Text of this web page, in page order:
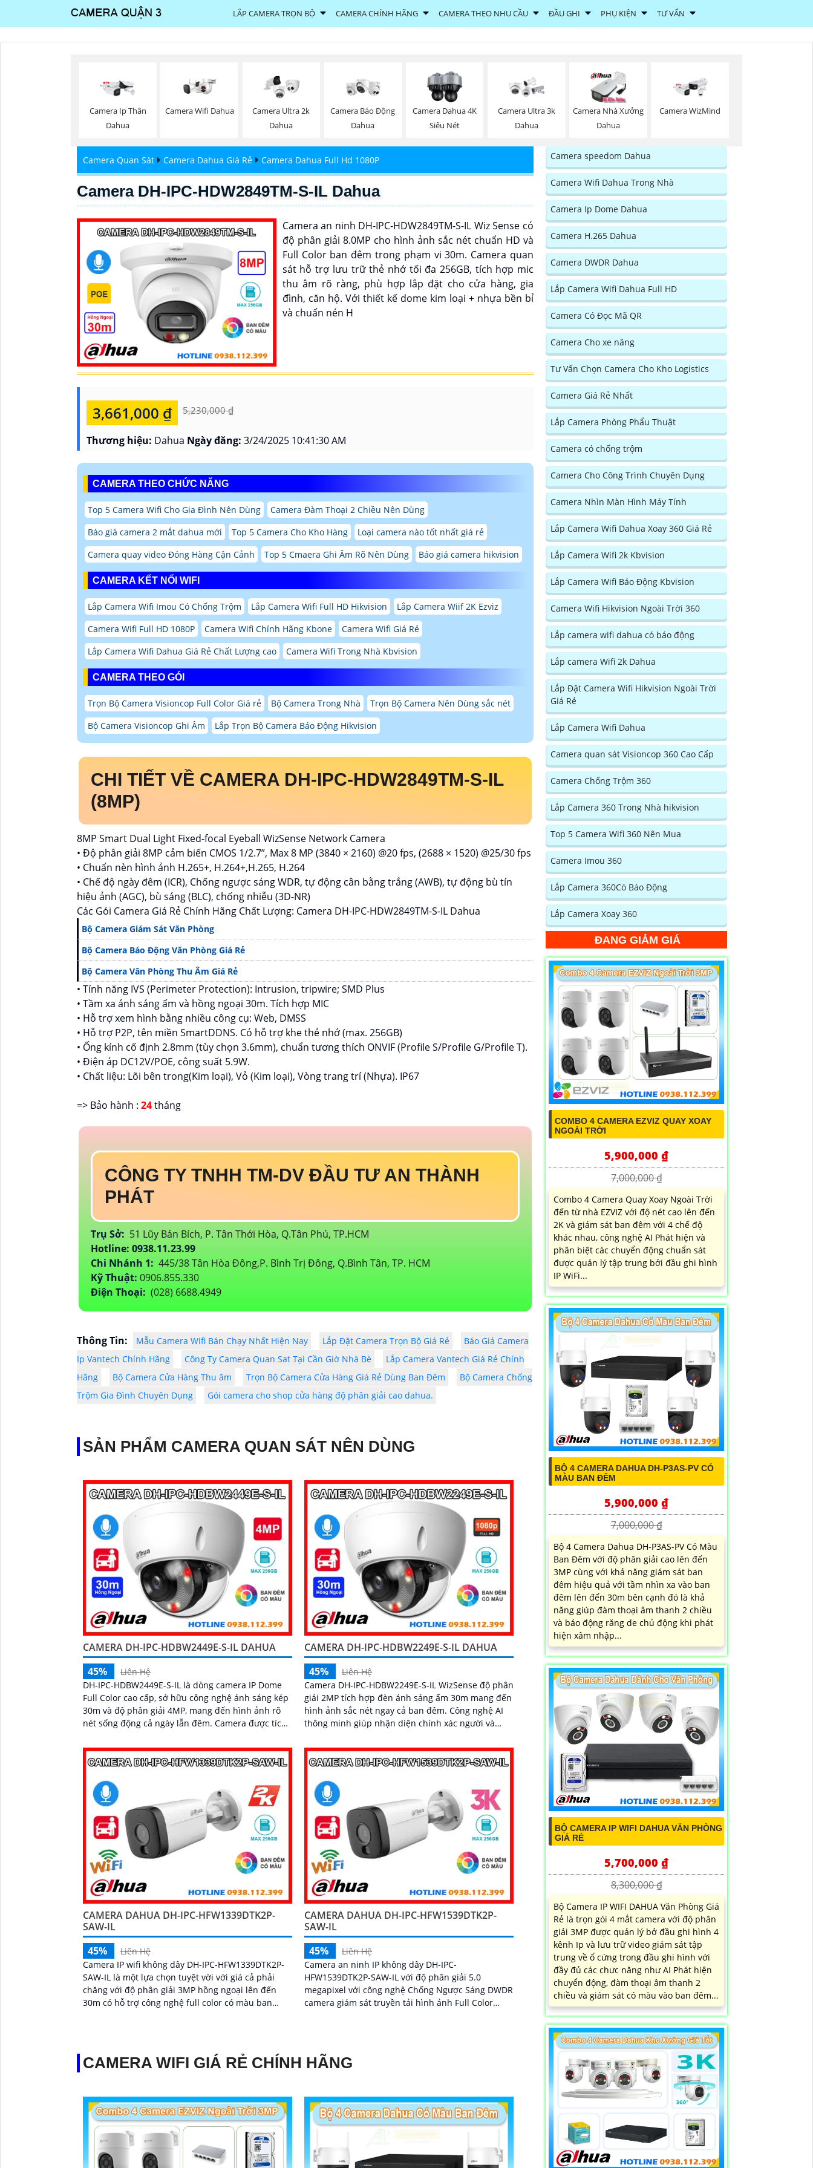
LẮP CAMERA TRỌN BỘ CAMERA CHÍNH HÃNG CAMERA THEO NHU CẦU ĐẦU GHI PHỤ KIỆN TƯ VẤN
Camera Ip Thân
Dahua
Camera Wifi Dahua
Camera Ultra 2k
Dahua
Camera Báo Động
Dahua
Camera Dahua 4K
Siêu Nét
Camera Ultra 3k
Dahua
Camera Nhà Xưởng
Dahua
Camera WizMind
Camera Quan Sát Camera Dahua Giá Rẻ Camera Dahua Full Hd 1080P
Camera DH-IPC-HDW2849TM-S-IL Dahua
Camera an ninh DH-IPC-HDW2849TM-S-IL Wiz Sense có
độ phân giải 8.0MP cho hình ảnh sắc nét chuẩn HD và
Full Color ban đêm trong phạm vi 30m. Camera quan
sát hỗ trợ lưu trữ thẻ nhớ tối đa 256GB, tích hợp mic
thu âm rõ ràng, phù hợp lắp đặt cho cửa hàng, gia
đình, căn hộ. Với thiết kế dome kim loại + nhựa bền bỉ
và chuẩn nén H
3,661,000 ₫ 5,230,000 ₫
Thương hiệu: Dahua Ngày đăng: 3/24/2025 10:41:30 AM
CAMERA THEO CHỨC NĂNG
Top 5 Camera Wifi Cho Gia Đình Nên Dùng
Camera Đàm Thoại 2 Chiều Nên Dùng
Báo giá camera 2 mắt dahua mới
Top 5 Camera Cho Kho Hàng
Loại camera nào tốt nhất giá rẻ
Camera quay video Đóng Hàng Cận Cảnh
Top 5 Cmaera Ghi Âm Rõ Nên Dùng Báo giá camera hikvision
CAMERA KẾT NỐI WIFI
Lắp Camera Wifi Imou Có Chống Trộm Lắp Camera Wifi Full HD Hikvision
Lắp Camera Wiif 2K Ezviz
Camera Wifi Full HD 1080P
Camera Wifi Chính Hãng Kbone
Camera Wifi Giá Rẻ
Lắp Camera Wifi Dahua Giá Rẻ Chất Lượng cao
Camera Wifi Trong Nhà Kbvision
CAMERA THEO GÓI
Trọn Bộ Camera Visioncop Full Color Giá rẻ Bộ Camera Trong Nhà
Trọn Bộ Camera Nên Dùng sắc nét
Bộ Camera Visioncop Ghi Âm
Lắp Trọn Bộ Camera Báo Động Hikvision
CHI TIẾT VỀ CAMERA DH-IPC-HDW2849TM-S-IL
(8MP)
8MP Smart Dual Light Fixed-focal Eyeball WizSense Network Camera
• Độ phân giải 8MP cảm biến CMOS 1/2.7”, Max 8 MP (3840 × 2160) @20 fps, (2688 × 1520) @25/30 fps
• Chuẩn nèn hình ảnh H.265+, H.264+,H.265, H.264
• Chế độ ngày đêm (ICR), Chống ngược sáng WDR, tự động cân bằng trắng (AWB), tự động bù tín
hiệu ảnh (AGC), bù sáng (BLC), chống nhiễu (3D-NR)
Các Gói Camera Giá Rẻ Chính Hãng Chất Lượng: Camera DH-IPC-HDW2849TM-S-IL Dahua
Bộ Camera Giám Sát Văn Phòng
Bộ Camera Báo Động Văn Phòng Giá Rẻ
Bộ Camera Văn Phòng Thu Âm Giá Rẻ
• Tính năng IVS (Perimeter Protection): Intrusion, tripwire; SMD Plus
• Tầm xa ánh sáng ấm và hồng ngoại 30m. Tích hợp MIC
• Hỗ trợ xem hình bằng nhiều công cụ: Web, DMSS
• Hỗ trợ P2P, tên miền SmartDDNS. Có hỗ trợ khe thẻ nhớ (max. 256GB)
• Ống kính cố định 2.8mm (tùy chọn 3.6mm), chuẩn tương thích ONVIF (Profile S/Profile G/Profile T).
• Điện áp DC12V/POE, công suất 5.9W.
• Chất liệu: Lõi bên trong(Kim loại), Vỏ (Kim loại), Vòng trang trí (Nhựa). IP67
=> Bảo hành : 24tháng
CÔNG TY TNHH TM-DV ĐẦU TƯ AN THÀNH
PHÁT
Trụ Sở: 51 Lũy Bán Bích, P. Tân Thới Hòa, Q.Tân Phú, TP.HCM
Hotline: 0938.11.23.99
Chi Nhánh 1: 445/38 Tân Hòa Đông,P. Bình Trị Đông, Q.Bình Tân, TP. HCM
Kỹ Thuật: 0906.855.330
Điện Thoại: (028) 6688.4949
Thông Tin: Mẫu Camera Wifi Bán Chạy Nhất Hiện Nay Lắp Đặt Camera Trọn Bộ Giá Rẻ
Báo Giá Camera
Ip Vantech Chính Hãng
Công Ty Camera Quan Sat Tại Cần Giờ Nhà Bè
Lắp Camera Vantech Giá Rẻ Chính
Hãng
Bộ Camera Cửa Hàng Thu âm Trọn Bộ Camera Cửa Hàng Giá Rẻ Dùng Ban Đêm
Bộ Camera Chống
Trộm Gia Đình Chuyên Dụng
Gói camera cho shop cửa hàng độ phân giải cao dahua.
SẢN PHẨM CAMERA QUAN SÁT NÊN DÙNG
CAMERA DH-IPC-HDBW2449E-S-IL DAHUA
45%
Liên Hệ
DH-IPC-HDBW2449E-S-IL là dòng camera IP Dome
Full Color cao cấp, sở hữu công nghệ ánh sáng kép
30m và độ phân giải 4MP, mang đến hình ảnh rõ
nét sống động cả ngày lẫn đêm. Camera được tích
và phương tiện, giúp giám sát an ninh hiệu quả...
CAMERA DH-IPC-HDBW2249E-S-IL DAHUA
45%
Liên Hệ
Camera DH-IPC-HDBW2249E-S-IL WizSense độ phân
giải 2MP tích hợp đèn ánh sáng ấm 30m mang đến
hình ảnh sắc nét ngay cả ban đêm. Công nghệ AI
thông minh giúp nhận diện chính xác người và
256GB và mic thu âm chất lượng cao...
CAMERA DAHUA DH-IPC-HFW1339DTK2P-
SAW-IL
45%
Liên Hệ
Camera IP wifi không dây DH-IPC-HFW1339DTK2P-
SAW-IL là một lựa chọn tuyệt vời với giá cả phải
chăng với độ phân giải 3MP hồng ngoại lên đến
30m có hỗ trợ công nghệ full color có màu ban
CAMERA DAHUA DH-IPC-HFW1539DTK2P-
SAW-IL
45%
Liên Hệ
Camera an ninh IP không dây DH-IPC-
HFW1539DTK2P-SAW-IL với độ phân giải 5.0
megapixel với công nghệ Chống Ngược Sáng DWDR
camera giám sát truyền tải hình ảnh Full Color
CAMERA WIFI GIÁ RẺ CHÍNH HÃNG
Camera speedom Dahua
Camera Wifi Dahua Trong Nhà
Camera Ip Dome Dahua
Camera H.265 Dahua
Camera DWDR Dahua
Lắp Camera Wifi Dahua Full HD
Camera Có Đọc Mã QR
Camera Cho xe nâng
Tư Vấn Chọn Camera Cho Kho Logistics
Camera Giá Rẻ Nhất
Lắp Camera Phòng Phẩu Thuật
Camera có chống trộm
Camera Cho Công Trình Chuyên Dụng
Camera Nhìn Màn Hình Máy Tính
Lắp Camera Wifi Dahua Xoay 360 Giá Rẻ
Lắp Camera Wifi 2k Kbvision
Lắp Camera Wifi Báo Động Kbvision
Camera Wifi Hikvision Ngoài Trời 360
Lắp camera wifi dahua có báo động
Lắp camera Wifi 2k Dahua
Lắp Đặt Camera Wifi Hikvision Ngoài Trời
Giá Rẻ
Lắp Camera Wifi Dahua
Camera quan sát Visioncop 360 Cao Cấp
Camera Chống Trộm 360
Lắp Camera 360 Trong Nhà hikvision
Top 5 Camera Wifi 360 Nên Mua
Camera Imou 360
Lắp Camera 360Có Báo Động
Lắp Camera Xoay 360
ĐANG GIẢM GIÁ
COMBO 4 CAMERA EZVIZ QUAY XOAY
NGOÀI TRỜI
5,900,000 ₫
7,000,000 ₫
Combo 4 Camera Quay Xoay Ngoài Trời
đến từ nhà EZVIZ với độ nét cao lên đến
2K và giám sát ban đêm với 4 chế độ
khác nhau, công nghệ AI Phát hiện và
phân biệt các chuyển động chuẩn sát
được quản lý tập trung bởi đầu ghi hình
IP WiFi...
BỘ 4 CAMERA DAHUA DH-P3AS-PV CÓ
MÀU BAN ĐÊM
5,900,000 ₫
7,000,000 ₫
Bộ 4 Camera Dahua DH-P3AS-PV Có Màu
Ban Đêm với độ phân giải cao lên đến
3MP cùng với khả năng giám sát ban
đêm hiệu quả với tầm nhìn xa vào ban
đêm lên đến 30m bên cạnh đó là khả
năng giúp đàm thoại âm thanh 2 chiều
và báo động răng de chủ động khi phát
hiện xâm nhập...
BỘ CAMERA IP WIFI DAHUA VĂN PHÒNG
GIÁ RẺ
5,700,000 ₫
8,300,000 ₫
Bộ Camera IP WIFI DAHUA Văn Phòng Giá
Rẻ là trọn gói 4 mắt camera với độ phân
giải 3MP được quản lý bở đầu ghi hình 4
kênh Ip và lưu trữ video giám sát tập
trung về ổ cứng trong đầu ghi hình với
đầy đủ các chưc năng như AI Phát hiện
chuyển động, đàm thoại âm thanh 2
chiều và giám sát có màu vào ban đêm...